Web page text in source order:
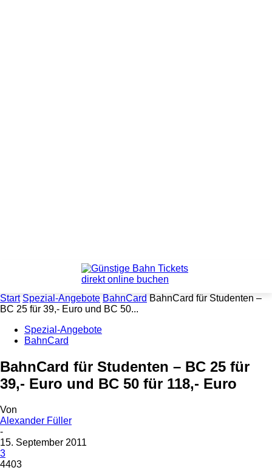
Start Spezial-Angebote BahnCard BahnCard für Studenten –
BC 25 für 39,- Euro und BC 50...
Spezial-Angebote
BahnCard
BahnCard für Studenten – BC 25 für
39,- Euro und BC 50 für 118,- Euro
Von
Alexander Füller
-
15. September 2011
3
4403